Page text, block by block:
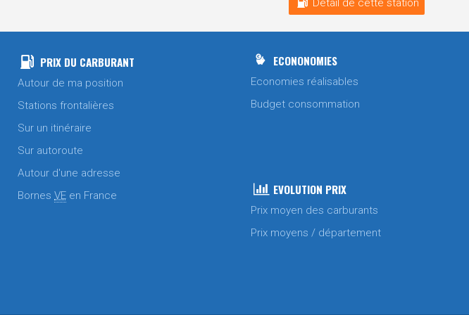
Détail de cette station
PRIX DU CARBURANT
Autour de ma position
Stations frontalières
Sur un itinéraire
Sur autoroute
Autour d'une adresse
Bornes VE en France
ECONONOMIES
Economies réalisables
Budget consommation
EVOLUTION PRIX
Prix moyen des carburants
Prix moyens / département